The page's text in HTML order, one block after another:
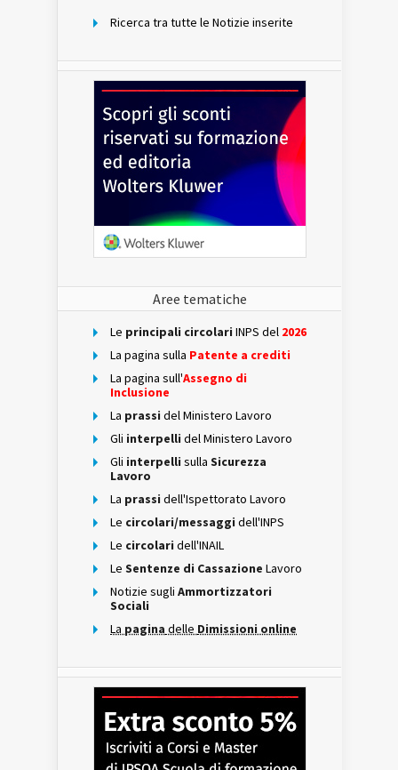
Ricerca tra tutte le Notizie inserite
Aree tematiche
Le principali circolari INPS del 2026
La pagina sulla Patente a crediti
La pagina sull'Assegno di
Inclusione
La prassi del Ministero Lavoro
Gli interpelli del Ministero Lavoro
Gli interpelli sulla Sicurezza
Lavoro
La prassi dell'Ispettorato Lavoro
Le circolari/messaggi dell'INPS
Le circolari dell'INAIL
Le Sentenze di Cassazione Lavoro
Notizie sugli Ammortizzatori
Sociali
La pagina delle Dimissioni online